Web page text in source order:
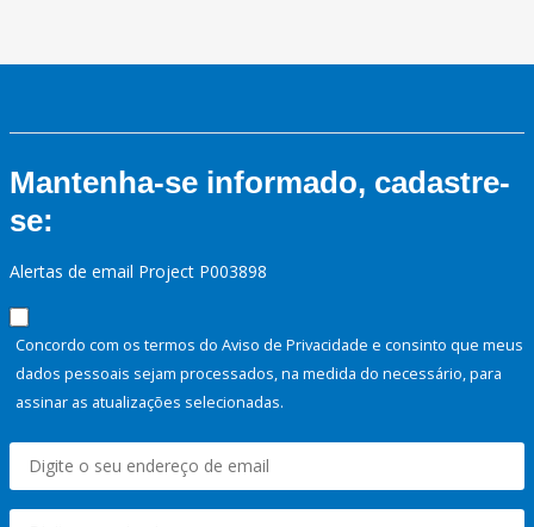
Mantenha-se informado, cadastre-
se:
Alertas de email Project P003898
Concordo com os termos do Aviso de Privacidade e consinto que meus
dados pessoais sejam processados, na medida do necessário, para
assinar as atualizações selecionadas.